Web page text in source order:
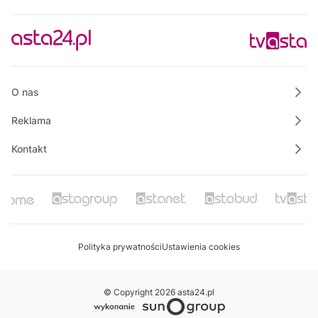
12:45
Na szczęście piątek
O nas
Reklama
Kontakt
Polityka prywatnościUstawienia cookies
© Copyright 2026 asta24.pl